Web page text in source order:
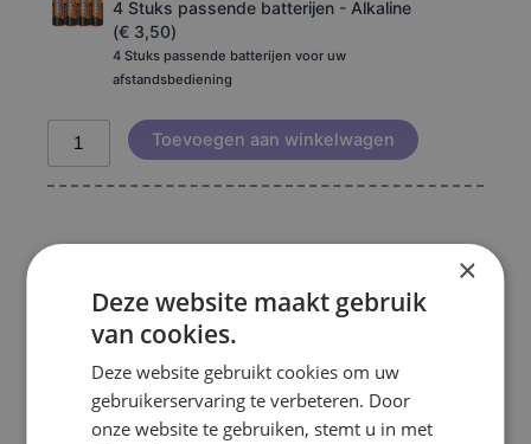
4 Stuks passende batterijen - Alkaline
(€ 3,50)
4 Stuks passende batterijen voor uw
afstandsbediening
Toevoegen aan winkelwagen
Seki beschermhoes tegen stof en vloeistoffen
Alleen geschikt voor de Seki Easy , Seki easy plus ,
Seki Grande en Seki Medium
Uit voorraad leverbaar
×
Deze website maakt gebruik
van cookies.
Deze website gebruikt cookies om uw
gebruikerservaring te verbeteren. Door
onze website te gebruiken, stemt u in met